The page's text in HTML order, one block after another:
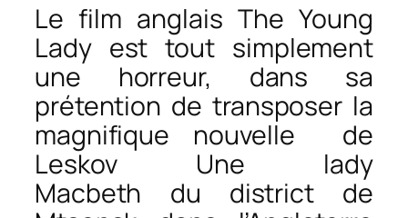
Le film anglaisThe Young
Lady est tout simplement
une horreur, dans sa
prétention de transposer la
magnifique nouvelle de
Leskov Une lady
Macbeth du district de